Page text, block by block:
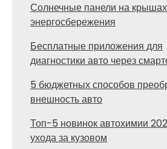
Солнечные панели на
энергосбережения
Бесплатные приложения для
диагностики авто через
5 бюджетных способов
внешность авто
Топ-5 новинок автохимии
ухода за кузовом